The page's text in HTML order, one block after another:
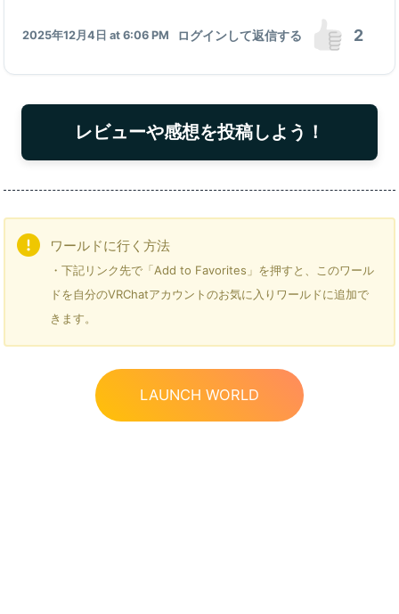
2025年12月4日 at 6:06 PM ログインして返信する 2
レビューや感想を投稿しよう！
ワールドに行く方法
・下記リンク先で「Add to Favorites」を押すと、このワール
ドを自分のVRChatアカウントのお気に入りワールドに追加で
きます。
LAUNCH WORLD